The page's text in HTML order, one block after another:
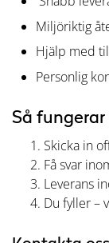
Miljöriktig
Hjälp med
Personlig
Så
Skicka in
Få svar
Leverans
Du fyller –